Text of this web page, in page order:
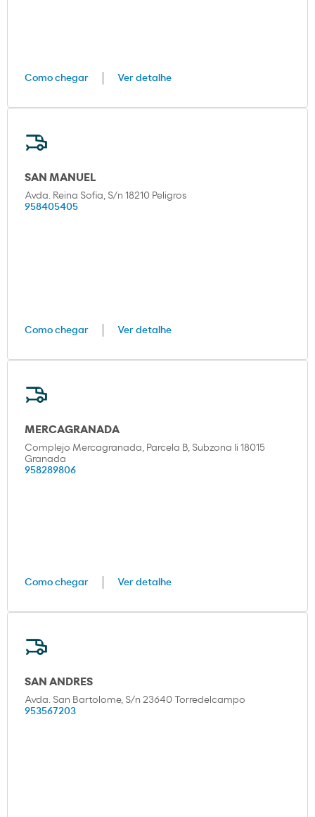
Como chegar Ver detalhe
SAN MANUEL
Avda. Reina Sofia, S/n 18210 Peligros
958405405
Como chegar Ver detalhe
MERCAGRANADA
Complejo Mercagranada, Parcela B, Subzona Ii 18015
Granada
958289806
Como chegar Ver detalhe
SAN ANDRES
Avda. San Bartolome, S/n 23640 Torredelcampo
953567203